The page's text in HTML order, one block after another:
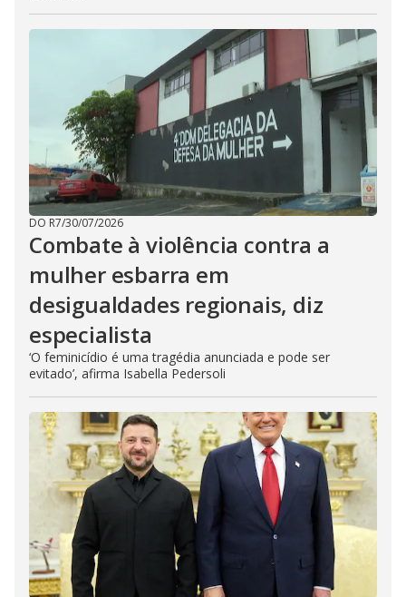
DO R7/30/07/2026
Combate à violência contra a
mulher esbarra em
desigualdades regionais, diz
especialista
‘O feminicídio é uma tragédia anunciada e pode ser
evitado’, afirma Isabella Pedersoli